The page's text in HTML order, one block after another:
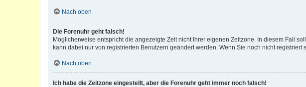
Nach oben
Die Forenuhr geht falsch!
Möglicherweise entspricht die angezeigte Zeit nicht Ihrer eigenen Zeitzone. In diesem Fall
kann dabei nur von registrierten Benutzern geändert werden. Wenn Sie noch nicht registriert
Nach oben
Ich habe die Zeitzone eingestellt, aber die Forenuhr geht immer noch falsch!